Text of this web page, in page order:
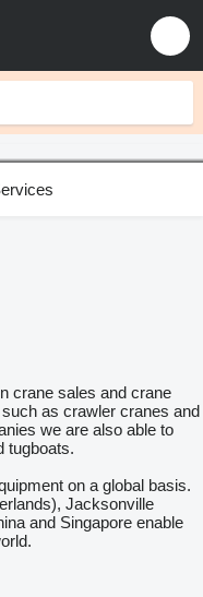
crane sales and crane
as crawler cranes and
we are also able to
tugboats.
on a global basis.
Jacksonville
and Singapore enable